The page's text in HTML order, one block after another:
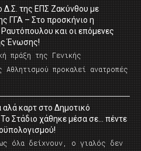
Δ.Σ. της ΕΠΣ Ζακύνθου με
ΓΓΑ – Στο προσκήνιο η
Ραυτόπουλου και οι επόμενες
Ένωσης!
πράξη της Γενικής
Αθλητισμού προκαλεί ανατροπές
αλά καρτ στο Δημοτικό
Στάδιο χάθηκε μέσα σε… πέντε
όλα δείχνουν, ο γιαλός δεν